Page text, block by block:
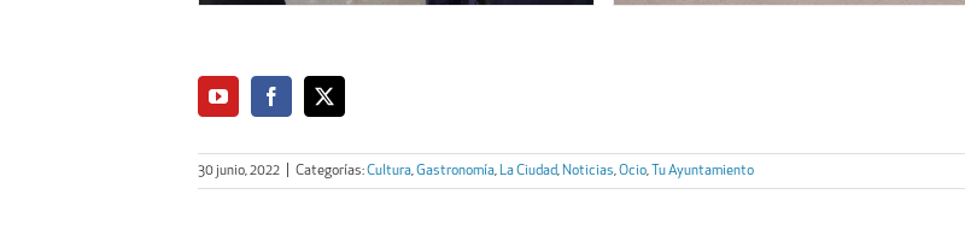
30 junio, 2022 Categorías:Cultura,Gastronomía, La Ciudad, Noticias,Ocio, Tu Ayuntamiento